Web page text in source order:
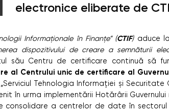
electronice eliberate de
Informaționale în Finanțe” (CTIF)aduce
dispozitivului de creare a semnăturii
său Centru de certificare continuă să
al Centrului unic de certificare al
Tehnologia Informației și Securitate
în urma implementării Hotărârii Guvernului
consolidare a centrelor de date în sectorul